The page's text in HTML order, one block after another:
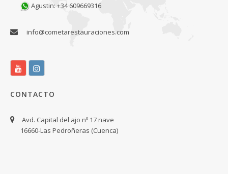
Agustin: +34 609669316
info@cometarestauraciones.com
CONTACTO
Avd. Capital del ajo nº 17 nave
16660-Las Pedroñeras (Cuenca)